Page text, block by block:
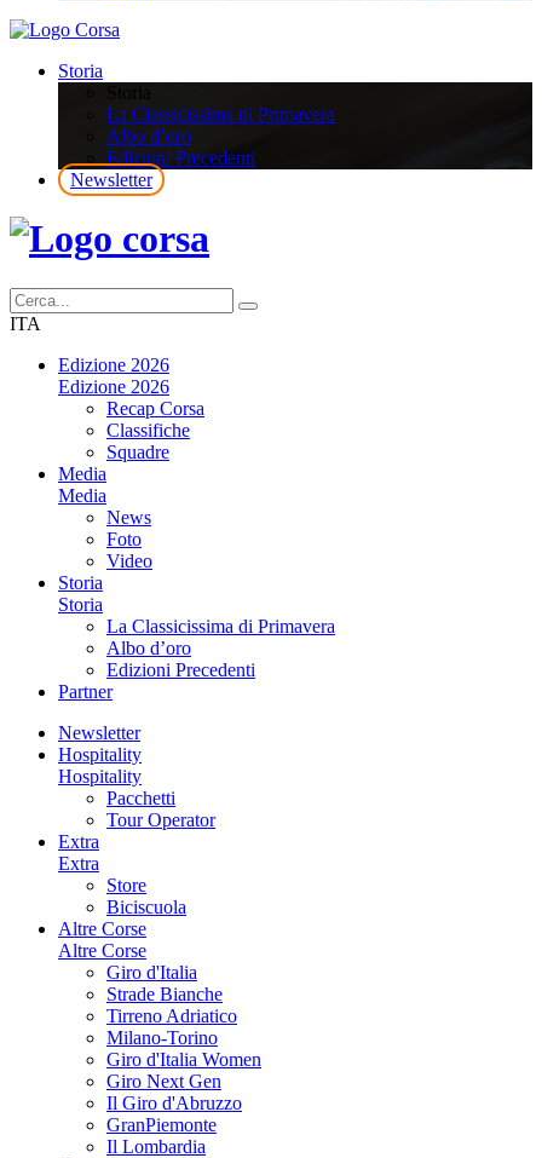
Storia
La Classicissima di Primavera
Albo d’oro
Edizioni Precedenti
Newsletter
ITA
Edizione 2026
Edizione 2026
Recap Corsa
Classifiche
Squadre
Media
Media
News
Foto
Video
Storia
Storia
La Classicissima di Primavera
Albo d’oro
Edizioni Precedenti
Partner
Newsletter
Hospitality
Hospitality
Pacchetti
Tour Operator
Extra
Extra
Store
Biciscuola
Altre Corse
Altre Corse
Giro d'Italia
Strade Bianche
Tirreno Adriatico
Milano-Torino
Giro d'Italia Women
Giro Next Gen
Il Giro d'Abruzzo
GranPiemonte
Il Lombardia